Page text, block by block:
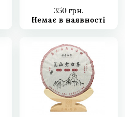
350 грн.
Немає в наявності